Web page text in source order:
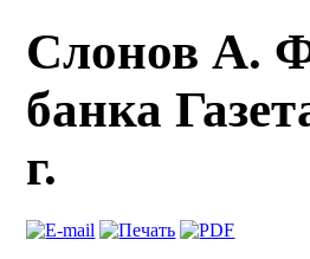
Слонов А.
банка
г.